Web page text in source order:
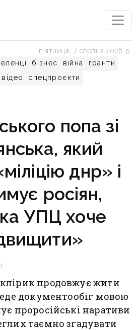
бізнес війна
гранти
відео спецпроєкти
пʼятниця, 7 серпня 2026 р.
попа зі
який
днр» і
росіян,
УПЦ хоче
продовжує жити
документообіг мовою
проросійські наративи
таємно згадувати